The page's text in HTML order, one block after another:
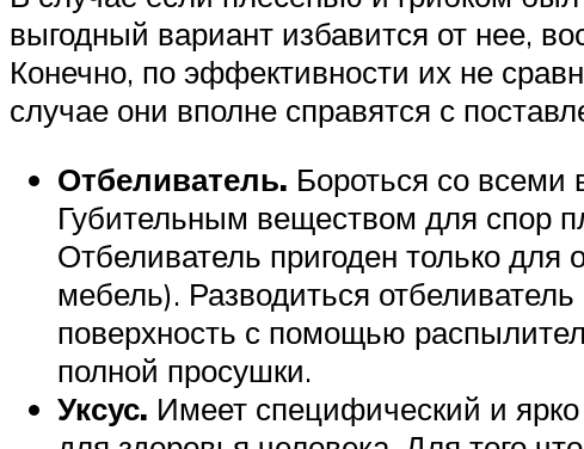
выгодный вариант избавится от нее,
Конечно, по эффективности их не
случае они вполне справятся с
Отбеливатель. Бороться со всеми
Губительным веществом для спор
Отбеливатель пригоден только для
мебель). Разводиться
поверхность с помощью
полной просушки.
Уксус. Имеет специфический и